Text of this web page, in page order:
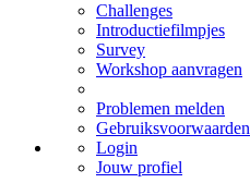
Challenges
Introductiefilmpjes
Survey
Workshop aanvragen
Problemen melden
Gebruiksvoorwaarden
Login
Jouw profiel